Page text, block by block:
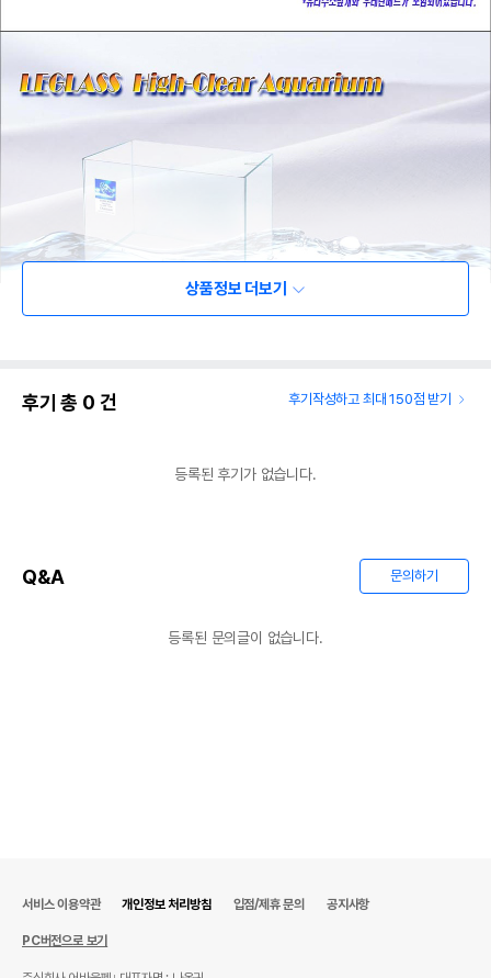
상품정보 더보기
후기 총 0 건 후기작성하고 최대 150점 받기
등록된 후기가 없습니다.
Q&A 문의하기
등록된 문의글이 없습니다.
서비스 이용약관 개인정보 처리방침 입점/제휴 문의 공지사항
PC버전으로 보기